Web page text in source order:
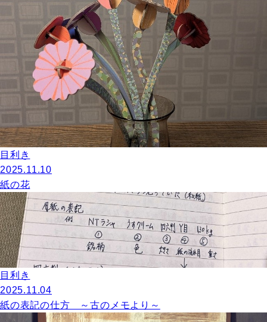
目利き
2025.11.10
紙の花
目利き
2025.11.04
紙の表記の仕方 ～古のメモより～